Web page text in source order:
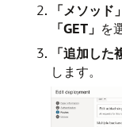
「メソッド」
「GET」 を
「追加した
します。